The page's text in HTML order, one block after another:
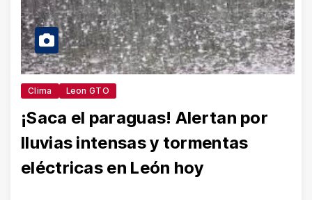
Clima Leon GTO
¡Saca el paraguas! Alertan por
lluvias intensas y tormentas
eléctricas en León hoy